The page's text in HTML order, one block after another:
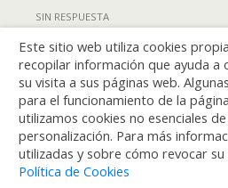
SIN RESPUESTA
4 DICIEMBRE, 2014
Te lo contamos todo sobre las
de la EMT Madrid
72 RESPUESTAS
Este sitio web utiliza cookies
recopilar información que ayuda a
su visita a sus páginas web.
para el funcionamiento de la
utilizamos cookies no esenciales
personalización. Para más
utilizadas y sobre cómo revocar
Política de Cookies